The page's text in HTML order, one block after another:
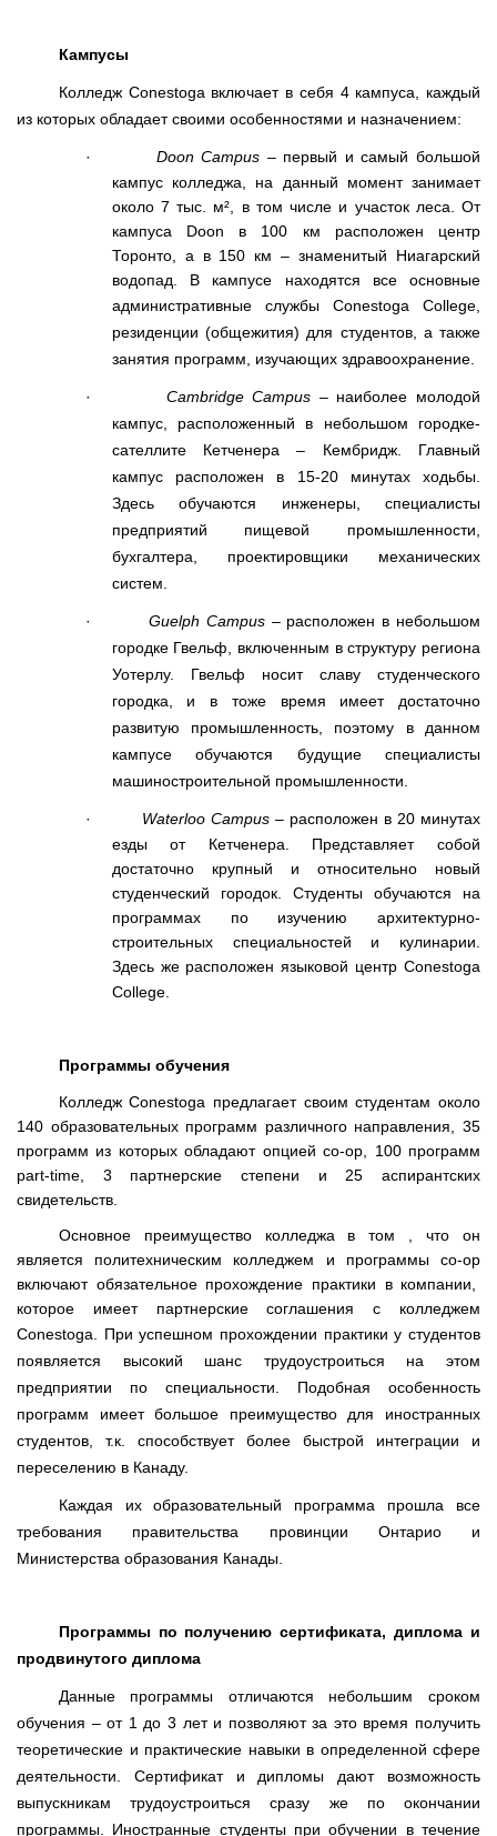
Кампусы
Колледж Conestoga включает в себя 4 кампуса, каждый
из которых обладает своими особенностями и назначением:
· Doon Campus – первый и самый большой
кампус колледжа, на данный момент занимает
около 7 тыс. м², в том числе и участок леса. От
кампуса Doon в 100 км расположен центр
Торонто, а в 150 км – знаменитый Ниагарский
водопад. В кампусе находятся все основные
административные службы Conestoga College
резиденции (общежития) для студентов, а также
занятия программ, изучающих здравоохранение.
· Cambridge Campus – наиболее молодой
кампус, расположенный в небольшом городке-
сателлите Кетченера – Кембридж. Главный
кампус расположен в 15-20 минутах ходьбы.
Здесь обучаются инженеры, специалисты
предприятий пищевой промышленности,
бухгалтера, проектировщики механических
систем.
· Guelph Campus– расположен в небольшом
городке Гвельф, включенным в структуру региона
Уотерлу. Гвельф носит славу студенческого
городка, и в тоже время имеет достаточно
развитую промышленность, поэтому в данном
кампусе обучаются будущие специалисты
машиностроительной промышленности.
· Waterloo Campus– расположен в 20 минутах
езды от Кетченера. Представляет собой
достаточно крупный и относительно новый
студенческий городок. Студенты обучаются на
программах по изучению архитектурно-
строительных специальностей и кулинарии.
Здесь же расположен языковой центр Conestoga
College.
Программы обучения
КолледжConestoga предлагает своим студентам около
140 образовательных программ различного направления, 35
программ из которых обладают опциейco-op , 100 программ
part-time , 3 партнерские степени и 25 аспирантских
свидетельств.
Основное преимущество колледжа в том , что он
является политехническим колледжем и программы co-op
включают обязательное прохождение практики в компании,
которое имеет партнерские соглашения с колледжем
Conestoga . При успешном прохождении практики у студентов
появляется высокий шанс трудоустроиться на этом
предприятии по специальности. Подобная особенность
программ имеет большое преимущество для иностранных
студентов, т.к. способствует более быстрой интеграции и
переселению в Канаду.
Каждая их образовательный программа прошла все
требования правительства провинции Онтарио и
Министерства образования Канады.
Программы по получению сертификата, диплома и
продвинутого диплома
Данные программы отличаются небольшим сроком
обучения – от 1 до 3 лет и позволяют за это время получить
теоретические и практические навыки в определенной сфере
деятельности. Сертификат и дипломы дают возможность
выпускникам трудоустроиться сразу же по окончании
программы. Иностранные студенты при обучении в течение